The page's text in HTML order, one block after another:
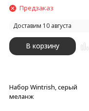
Предзаказ
Доставим 10 августа
В корзину
Набор Wintrish, серый
меланж